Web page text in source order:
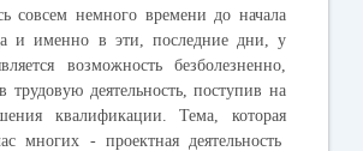
совсем немного времени до начала
и именно в эти, последние дни, у
возможность безболезненно,
трудовую деятельность, поступив на
квалификации.Тема, которая
многих - проектная деятельность